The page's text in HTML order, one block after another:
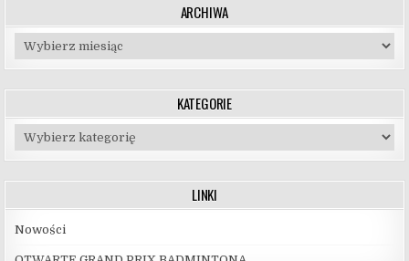
ARCHIWA
Archiwa
KATEGORIE
Kategorie
LINKI
Nowości